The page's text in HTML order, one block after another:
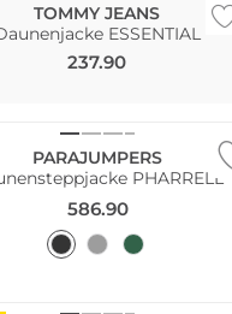
TOMMY JEANS
Daunenjacke ESSENTIAL
237.90
PARAJUMPERS
PHARRELL
586.90